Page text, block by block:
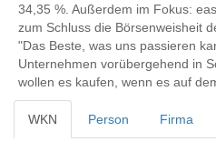
34,35 %. Außerdem im Fokus:
zum Schluss die Börsenweisheit
"Das Beste, was uns passieren
Unternehmen vorübergehend in
wollen es kaufen, wenn es auf
WKN Person Firma